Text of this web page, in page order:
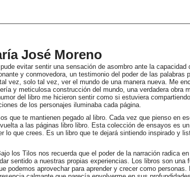
José Moreno
evitar sentir una sensación de asombro ante la capacidad
y conmovedora, un testimonio del poder de las palabras
vez, solo tal vez, ver el mundo de una manera nueva. Me
y meticulosa construcción del mundo, una verdadera obra
del libro me hicieron sentir como si estuviera
de los personajes iluminaba cada página.
que te mantienen pegado al libro. Cada vez que pienso en
a las páginas libro libro. Esta colección de ensayos es
lo que crees. Es un libro que te dejará sintiendo inspirado y
los Tilos nos recuerda que el poder de la narración radica
sentido a nuestras propias experiencias. Los libros son una
podemos aprovechar para aprender y crecer como personas.